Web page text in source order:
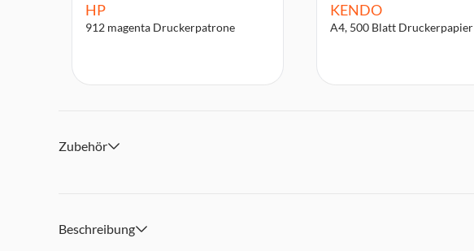
HP
912 magenta Druckerpatrone
KENDO
A4, 500 Blatt Druckerpapier
Zubehör
Beschreibung